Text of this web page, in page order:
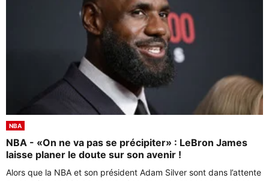
NBA
NBA - «On ne va pas se précipiter» : LeBron James
laisse planer le doute sur son avenir !
Alors que la NBA et son président Adam Silver sont dans l’attente